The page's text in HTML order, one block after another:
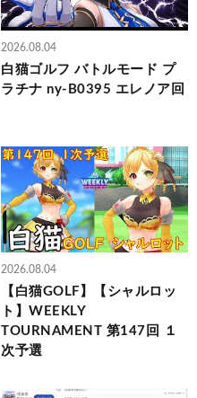
2026.08.04
白猫ゴルフ バトルモード プ
ラチナ ny-B0395 エレノア回
2026.08.04
【白猫GOLF】【シャルロッ
ト】WEEKLY
TOURNAMENT 第147回 １
次予選